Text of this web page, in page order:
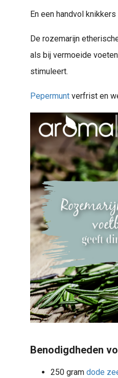
En een handvol
De rozemarijn
als bij vermoeide
stimuleert.
Pepermunt verfrist en
Benodigdheden
250 gram dode